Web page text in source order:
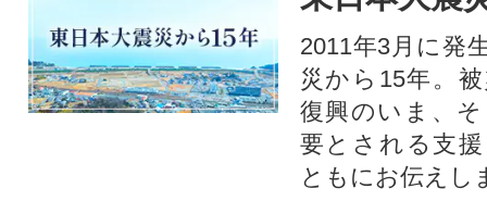
2011年3月に発
災から15年。
復興のいま、
要とされる支
ともにお伝えし